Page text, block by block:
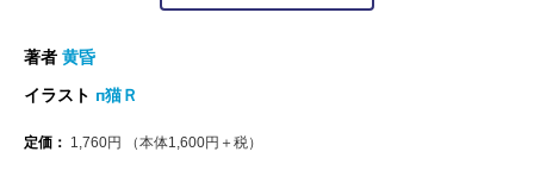
著者 黄昏
イラスト п猫Ｒ
定価： 1,760円 （本体1,600円＋税）